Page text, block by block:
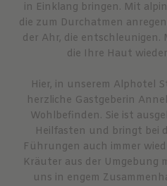
in Einklang bringen. Mit
die zum Durchatmen
der Ahr, die
die Ihre Haut
Hier, in unserem Alphotel
herzliche Gastgeberin
Wohlbefinden. Sie ist
Heilfasten und bringt bei
Führungen auch immer
Kräuter aus der Umgebung
uns in engem